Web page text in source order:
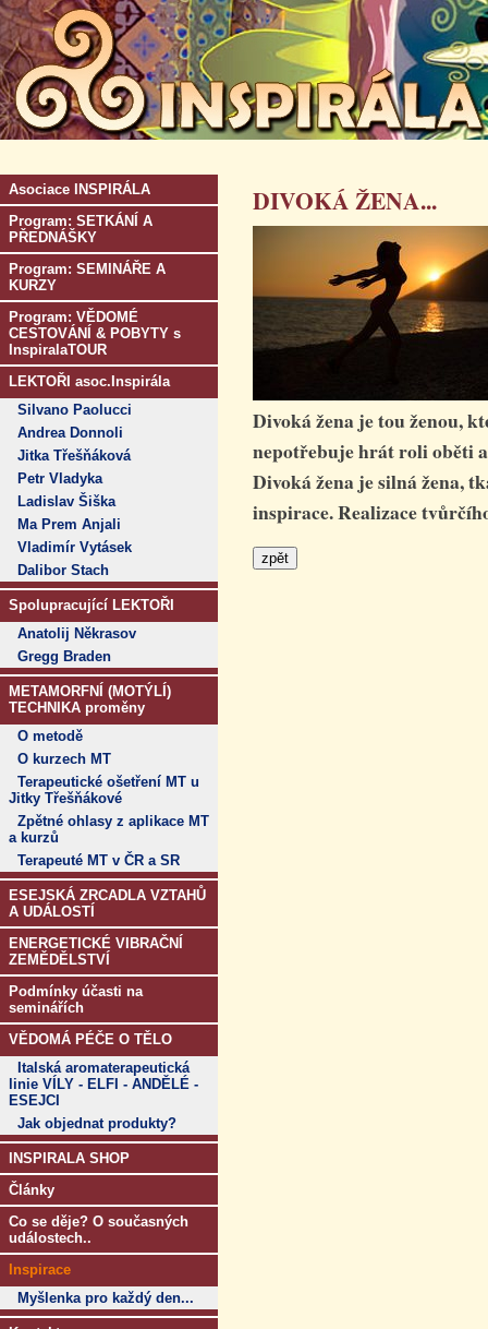
Asociace INSPIRÁLA
Program: SETKÁNÍ A
PŘEDNÁŠKY
Program: SEMINÁŘE A
KURZY
Program: VĚDOMÉ
CESTOVÁNÍ & POBYTY s
InspiralaTOUR
LEKTOŘI asoc.Inspirála
Silvano Paolucci
Andrea Donnoli
Jitka Třešňáková
Petr Vladyka
Ladislav Šiška
Ma Prem Anjali
Vladimír Vytásek
Dalibor Stach
Spolupracující LEKTOŘI
Anatolij Někrasov
Gregg Braden
METAMORFNÍ (MOTÝLÍ)
TECHNIKA proměny
O metodě
O kurzech MT
Terapeutické ošetření MT u
Jitky Třešňákové
Zpětné ohlasy z aplikace MT
a kurzů
Terapeuté MT v ČR a SR
ESEJSKÁ ZRCADLA VZTAHŮ
A UDÁLOSTÍ
ENERGETICKÉ VIBRAČNÍ
ZEMĚDĚLSTVÍ
Podmínky účasti na
seminářích
VĚDOMÁ PÉČE O TĚLO
Italská aromaterapeutická
linie VÍLY - ELFI - ANDĚLÉ -
ESEJCI
Jak objednat produkty?
INSPIRALA SHOP
Články
Co se děje? O současných
událostech..
Inspirace
Myšlenka pro každý den...
DIVOKÁ ŽENA...
Divoká žena je tou ženou,
nepotřebuje hrát roli oběti
Divoká žena je silná žena,
inspirace. Realizace